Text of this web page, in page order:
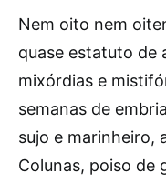
Nem oito nem
quase estatuto de
mixórdias e
semanas de
sujo e marinheiro,
Colunas, poiso de